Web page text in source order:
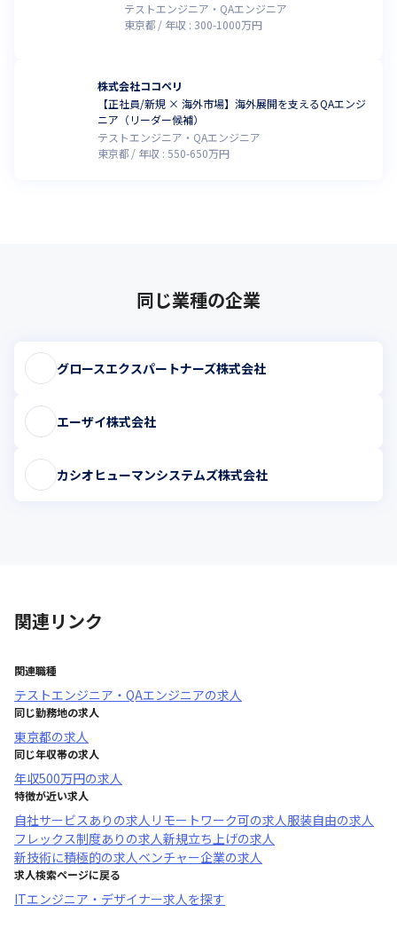
テストエンジニア・QAエンジニア
東京都
年収 : 300-1000万円
株式会社ココペリ
【正社員/新規 × 海外市場】海外展開を支えるQAエンジ
ニア（リーダー候補）
テストエンジニア・QAエンジニア
東京都
年収 : 550-650万円
同じ業種の企業
グロースエクスパートナーズ株式会社
エーザイ株式会社
カシオヒューマンシステムズ株式会社
関連リンク
関連職種
テストエンジニア・QAエンジニアの求人
同じ勤務地の求人
東京都の求人
同じ年収帯の求人
年収500万円の求人
特徴が近い求人
自社サービスあり の求人 リモートワーク可の求人服装自由の求人
フレックス制度あり の求人新規立ち上げの求人
新技術に積極的の求人ベンチャー企業の求人
求人検索ページに戻る
ITエンジニア・デザイナー求人を探す